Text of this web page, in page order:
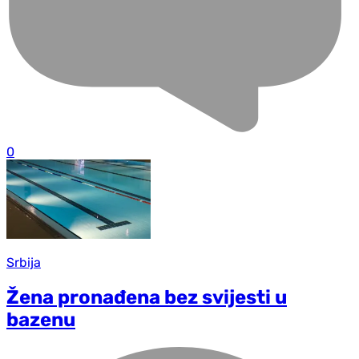
0
Srbija
Žena pronađena bez svijesti u
bazenu